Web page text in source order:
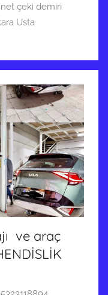
çeki demiri
Usta
ve araç